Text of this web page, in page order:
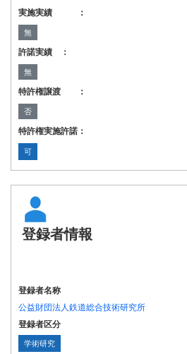
実施実績 ：
無
許諾実績 ：
無
特許権譲渡 ：
否
特許権実施許諾：
可
登録者情報
登録者名称
公益財団法人鉄道総合技術研究所
登録者区分
学術研究